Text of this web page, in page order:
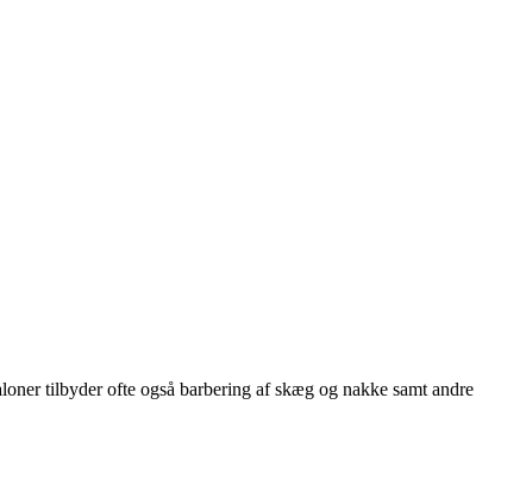
tilbyder ofte også barbering af skæg og nakke samt andre